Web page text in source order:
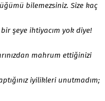
bilemezsiniz. Size kaç
şeye ihtiyacım yok diye!
mahrum ettiğinizi
iyilikleri unutmadım;